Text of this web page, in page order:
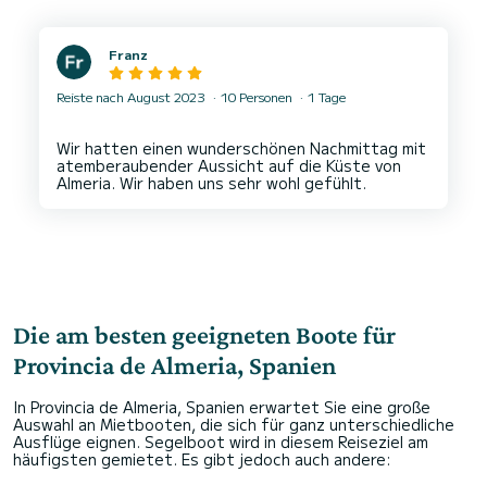
Franz
Reiste nach August 2023 10 Personen 1 Tage
Wir hatten einen wunderschönen Nachmittag mit
atemberaubender Aussicht auf die Küste von
Die am besten geeigneten Boote für
Provincia de Almeria, Spanien
In Provincia de Almeria, Spanien erwartet Sie eine große
Auswahl an Mietbooten, die sich für ganz unterschiedliche
Ausflüge eignen. Segelboot wird in diesem Reiseziel am
häufigsten gemietet. Es gibt jedoch auch andere: